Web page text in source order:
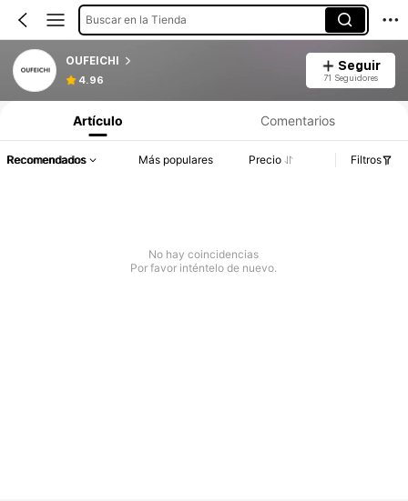
Buscar en la Tienda
OUFEICHI
4.96
Seguir
71 Seguidores
Artículo Comentarios
Recomendados Más populares Precio Filtros
No hay coincidencias
Por favor inténtelo de nuevo.